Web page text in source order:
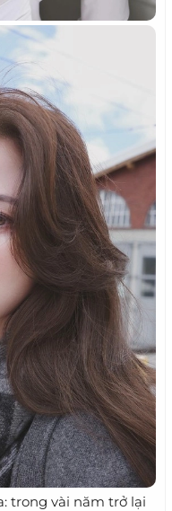
trong vài năm trở lại